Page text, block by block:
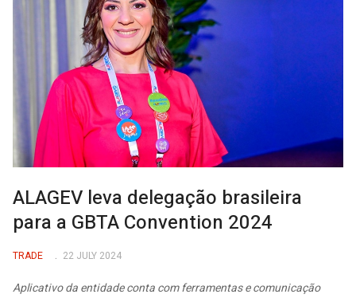
ALAGEV leva delegação brasileira
para a GBTA Convention 2024
TRADE 22 JULY 2024
Aplicativo da entidade conta com ferramentas e comunicação